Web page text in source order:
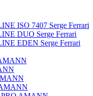
ISO 7407 Serge Ferrari
DUO Serge Ferrari
EDEN Serge Ferrari